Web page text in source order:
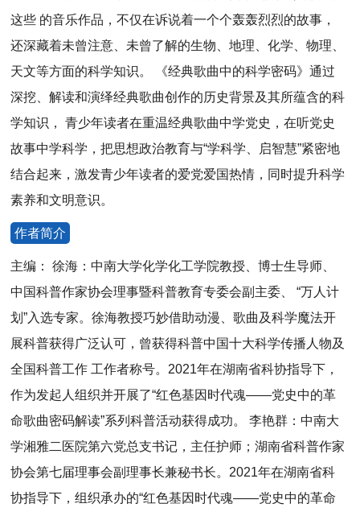
这些 的音乐作品，不仅在诉说着一个个轰轰烈烈的故事，
还深藏着未曾注意、未曾了解的生物、地理、化学、物理、
天文等方面的科学知识。 《经典歌曲中的科学密码》通过
深挖、解读和演绎经典歌曲创作的历史背景及其所蕴含的科
学知识， 青少年读者在重温经典歌曲中学党史，在听党史
故事中学科学，把思想政治教育与“学科学、启智慧”紧密地
结合起来，激发青少年读者的爱党爱国热情，同时提升科学
素养和文明意识。
作者简介
主编： 徐海：中南大学化学化工学院教授、博士生导师、
中国科普作家协会理事暨科普教育专委会副主委、 “万人计
划”入选专家。徐海教授巧妙借助动漫、歌曲及科学魔法开
展科普获得广泛认可，曾获得科普中国十大科学传播人物及
全国科普工作 工作者称号。2021年在湖南省科协指导下，
作为发起人组织并开展了“红色基因时代魂——党史中的革
命歌曲密码解读”系列科普活动获得成功。 李艳群：中南大
学湘雅二医院第六党总支书记，主任护师；湖南省科普作家
协会第七届理事会副理事长兼秘书长。2021年在湖南省科
协指导下，组织承办的“红色基因时代魂——党史中的革命